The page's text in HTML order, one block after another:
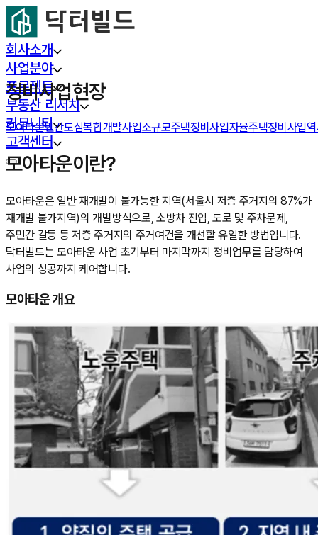
회사소개
사업분야
프로젝트
부동산 리서치
커뮤니티
고객센터
정비사업현장
모아타운민간도심복합개발사업소규모주택정비사업자율주택정비사업
모아타운이란?
모아타운은 일반 재개발이 불가능한 지역(서울시 저층 주거지의 87%가
재개발 불가지역)의 개발방식으로, 소방차 진입, 도로 및 주차문제,
주민간 갈등 등 저층 주거지의 주거여건을 개선할 유일한 방법입니다.
닥터빌드는 모아타운 사업 초기부터 마지막까지 정비업무를 담당하여
사업의 성공까지 케어합니다.
모아타운 개요